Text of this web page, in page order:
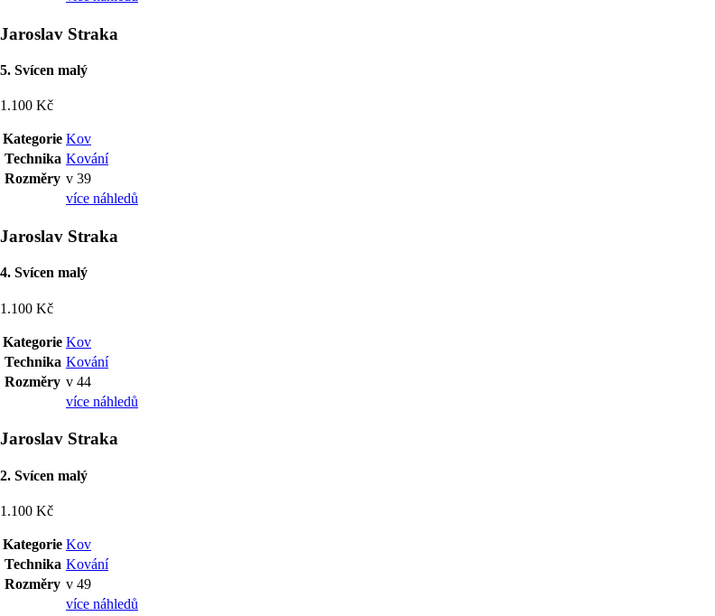
Jaroslav Straka
5. Svícen malý
1.100 Kč
Kategorie Kov
Technika Kování
Rozměry v 39
více náhledů
Jaroslav Straka
4. Svícen malý
1.100 Kč
Kategorie Kov
Technika Kování
Rozměry v 44
více náhledů
Jaroslav Straka
2. Svícen malý
1.100 Kč
Kategorie Kov
Technika Kování
Rozměry v 49
více náhledů